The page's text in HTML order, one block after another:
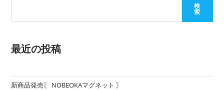
検
索
最近の投稿
新商品発売〖 NOBEOKAマグネット 〗